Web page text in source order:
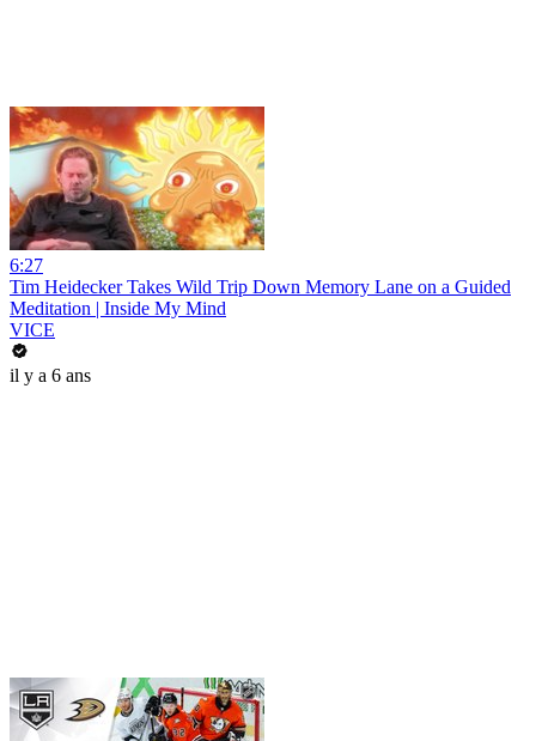
6:27
Tim Heidecker Takes Wild Trip Down Memory Lane on a Guided
Meditation | Inside My Mind
VICE
il y a 6 ans